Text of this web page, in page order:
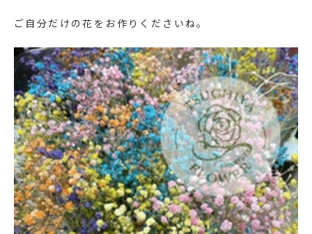
ご自分だけの花をお作りくださいね。